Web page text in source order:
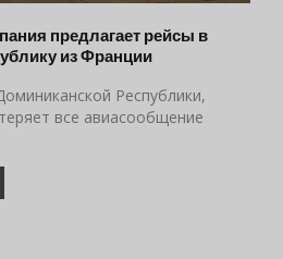
предлагает рейсы в
из Франции
Республики,
все авиасообщение